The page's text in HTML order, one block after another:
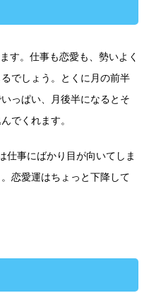
す。仕事も恋愛も、勢いよく
でしょう。とくに月の前半
っぱい、月後半になるとそ
でくれます。
仕事にばかり目が向いてしま
。恋愛運はちょっと下降して